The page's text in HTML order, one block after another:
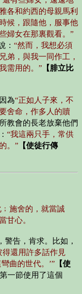
各和約西的母親馬利
候，跟隨他，服事他
婦女在那裏觀看。”
： “然而，我想必須
弟，與我一同作工，
需用的。” 【腓立比
為“正如人子來，不
舍命，作多人的贖
教會的長老放棄他們
“我這兩只手，常供
。” 【使徒行傳
施舍的，就當誠
甘心。
警告，肯求。比如，
得還用許多話作見
曲的世代。’” 【使
一節使用了這個